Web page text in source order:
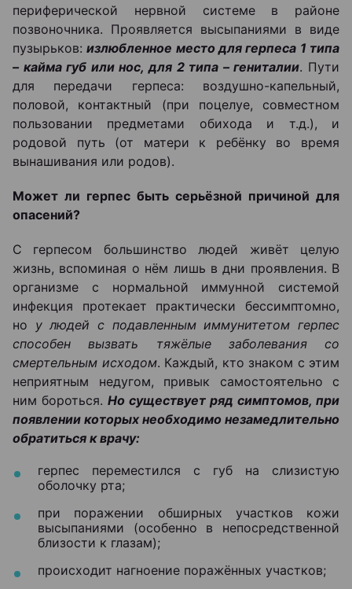
периферической нервной системе в районе
позвоночника. Проявляется высыпаниями в виде
пузырьков:излюбленное место для герпеса 1 типа
– кайма губ или нос, для 2 типа – гениталии. Пути
для передачи герпеса: воздушно-капельный,
половой, контактный (при поцелуе, совместном
пользовании предметами обихода и т.д.), и
родовой путь (от матери к ребёнку во время
вынашивания или родов).
Может ли герпес быть серьёзной причиной для
опасений?
С герпесом большинство людей живёт целую
жизнь, вспоминая о нём лишь в дни проявления. В
организме с нормальной иммунной системой
инфекция протекает практически бессимптомно,
но у людей с подавленным иммунитетом герпес
способен вызвать тяжёлые заболевания со
смертельным исходом. Каждый, кто знаком с этим
неприятным недугом, привык самостоятельно с
ним бороться. Но существует ряд симптомов, при
появлении которых необходимо незамедлительно
обратиться к врачу:
герпес переместился с губ на слизистую
оболочку рта;
при поражении обширных участков кожи
высыпаниями (особенно в непосредственной
близости к глазам);
происходит нагноение поражённых участков;